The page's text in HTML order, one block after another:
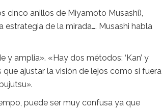
cinco anillos de Miyamoto Musashi),
estrategia de la mirada…. Musashi habla
amplia». «Hay dos métodos: ‘Kan’ y
que ajustar la visión de lejos como si fuera
puede ser muy confusa ya que